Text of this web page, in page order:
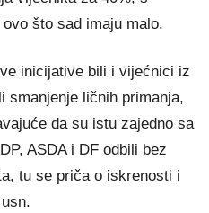
što sad imaju malo.
inicijative bili i vijećnici iz
smanjenje ličnih primanja,
da su istu zajedno sa
ASDA i DF odbili bez
tu se priča o iskrenosti i